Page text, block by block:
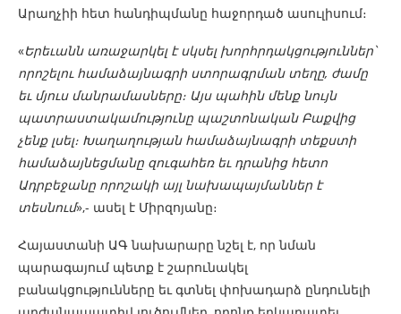
Արաղչիի հետ հանդիպմանը հաջորդած ասուլիսում։
«Երեւանն առաջարկել է սկսել խորհրդակցություններ՝
որոշելու համաձայնագրի ստորագրման տեղը, ժամը
եւ մյուս մանրամասները։ Այս պահին մենք նույն
պատրաստակամությունը պաշտոնական Բաքվից
չենք լսել։ Խաղաղության համաձայնագրի տեքստի
համաձայնեցմանը զուգահեռ եւ դրանից հետո
Ադրբեջանը որոշակի այլ նախապայմաններ է
տեսնում»,- ասել է Միրզոյանը։
Հայաստանի ԱԳ նախարարը նշել է, որ նման
պարագայում պետք է շարունակել
բանակցությունները եւ գտնել փոխադարձ ընդունելի